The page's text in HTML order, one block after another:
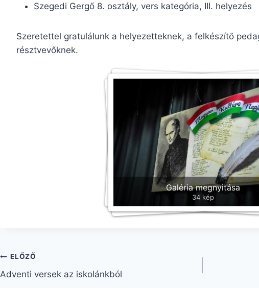
Szegedi Gergő 8. osztály, vers kategória, III. helyezés
Szeretettel gratulálunk a helyezetteknek, a felkészítő
résztvevőknek.
Galéria megnyitása
34 kép
ELŐZŐ
Adventi versek az iskolánkból